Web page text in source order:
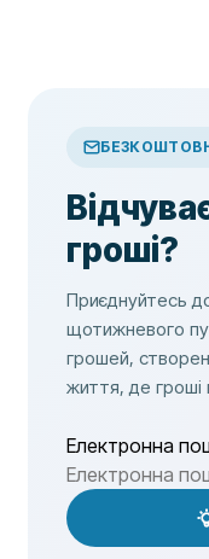
гроші?
Приєднуйтесь
щотижневого
грошей,
життя, де
Електронна